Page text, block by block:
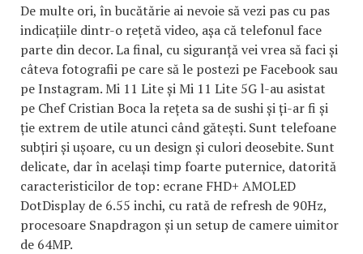
De multe ori, în bucătărie ai nevoie să vezi pas cu pas
indicațiile dintr-o rețetă video, așa că telefonul face
parte din decor. La final, cu siguranță vei vrea să faci și
câteva fotografii pe care să le postezi pe Facebook sau
pe Instagram. Mi 11 Lite și Mi 11 Lite 5G l-au asistat
pe Chef Cristian Boca la rețeta sa de sushi și ți-ar fi și
ție extrem de utile atunci când gătești. Sunt telefoane
subțiri și ușoare, cu un design și culori deosebite. Sunt
delicate, dar în același timp foarte puternice, datorită
caracteristicilor de top: ecrane FHD+ AMOLED
DotDisplay de 6.55 inchi, cu rată de refresh de 90Hz,
procesoare Snapdragon și un setup de camere uimitor
de 64MP.